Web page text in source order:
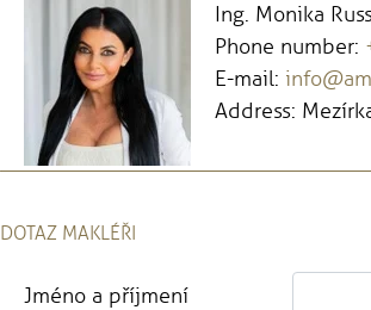
Ing. Monika
Phone number:
E-mail:
Address:
DOTAZ MAKLÉŘI
Jméno a příjmení